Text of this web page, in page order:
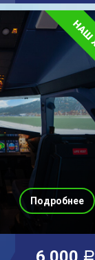
Подробнее